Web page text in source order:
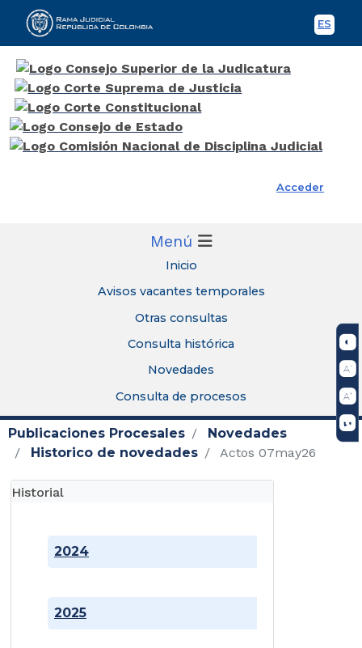
ES
Rama Judicial
Acceder
Menú
Inicio
Avisos vacantes temporales
Otras consultas
Consulta histórica
Novedades
Consulta de procesos
Publicaciones Procesales
Novedades
Historico de novedades
Actos 07may26
Historial
2024
2025